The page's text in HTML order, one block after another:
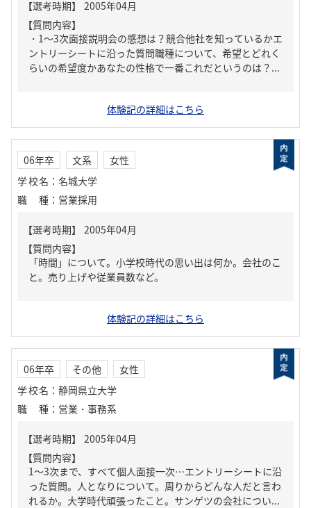
【質問内容】
・1～3次面接説明会の感想は？競合他社を知っているかエ
ントリーシートに沿った質問職種について、希望とどれく
らいの希望度かあなたの性格で一番これだというのは？...
体験記の詳細はこちら
06年卒 文系
女性
学校名 ： 名城大学
職種 ： 営業採用
【質問内容】
「時間」について。小学校時代の思い出は何か。会社のこ
と。売り上げや従業員数など。
体験記の詳細はこちら
06年卒 その他
女性
学校名 ： 静岡県立大学
職種 ： 営業・事務系
【質問内容】
1～3次まで、すべて個人面接一次…エントリーシートに沿
った質問。人となりについて。周りからどんな人だと言わ
れるか。大学時代頑張ったこと。サンゲツの会社につい...